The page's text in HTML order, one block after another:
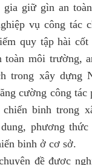
gia giữ gìn an
vụ công tác
quy tập hài
toàn môi trường,
trong xây dựng
cường công
binh trong
phương thức
binh ở cơ sở.
đề được